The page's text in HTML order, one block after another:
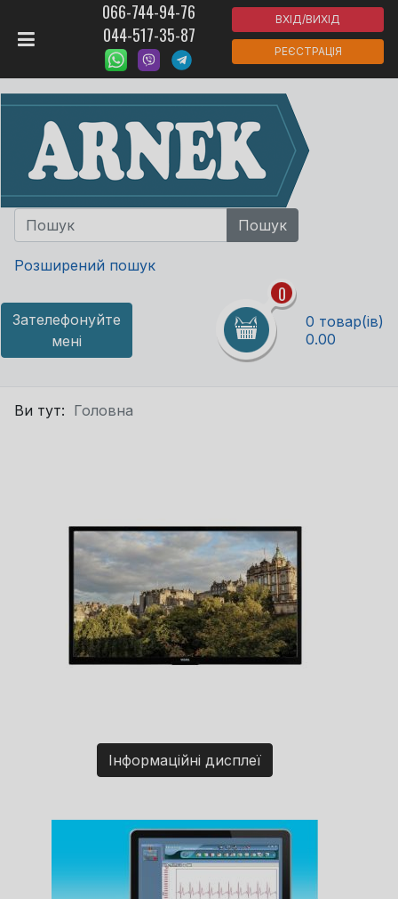
066-744-94-76
044-517-35-87
ВХІД/ВИХІД
РЕЄСТРАЦІЯ
Розширений пошук
Зателефонуйте
мені
0
0 товар(ів)
0.00
Ви тут: Головна
Інформаційні дисплеї